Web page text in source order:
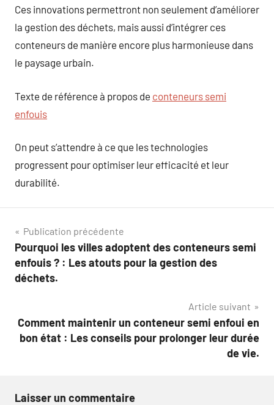
Ces innovations permettront non seulement d’améliorer
la gestion des déchets, mais aussi d’intégrer ces
conteneurs de manière encore plus harmonieuse dans
le paysage urbain.
Texte de référence à propos de conteneurs semi
enfouis
On peut s’attendre à ce que les technologies
progressent pour optimiser leur efficacité et leur
durabilité.
Navigation
de
l’article
Publication précédente
Pourquoi les villes adoptent des conteneurs semi
enfouis ? : Les atouts pour la gestion des
déchets.
Article suivant
Comment maintenir un conteneur semi enfoui en
bon état : Les conseils pour prolonger leur durée
de vie.
Laisser un commentaire